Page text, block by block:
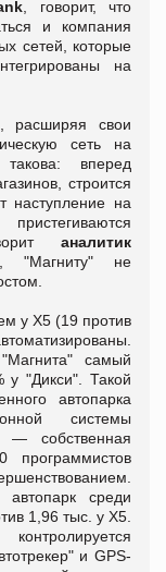
, говорит, что
и компания
сетей, которые
на
расширяя свои
сеть на
вперед
строится
наступление на
аналитик
"Магниту" не
у X5 (19 против
самый
у "Дикси". Такой
автопарка
системы
— собственная
программистов
среди
1,96 тыс. у Х5.
и GPS-